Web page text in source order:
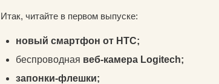
Итак, читайте в первом выпуске:
новый смартфон от HTC;
беспроводная веб-камера Logitech;
запонки-флешки;